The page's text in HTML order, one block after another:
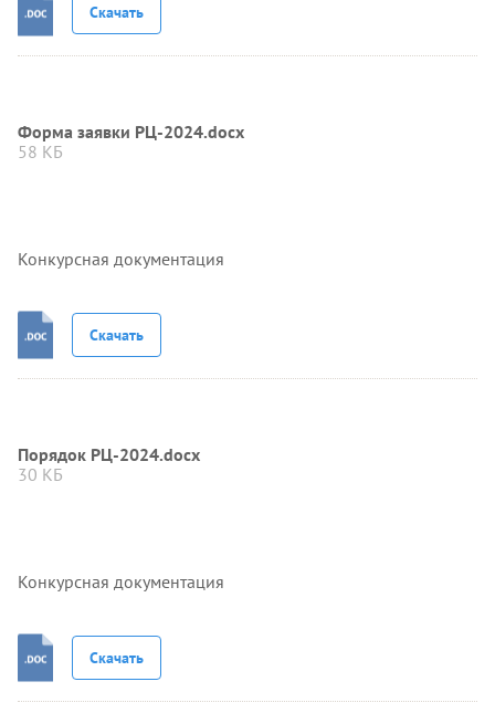
Скачать
Форма заявки РЦ-2024.docx
58 КБ
Конкурсная документация
Скачать
Порядок РЦ-2024.docx
30 КБ
Конкурсная документация
Скачать